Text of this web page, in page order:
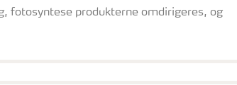
fotosyntese produkterne omdirigeres, og